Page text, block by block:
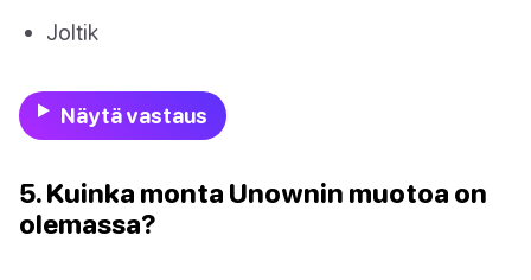
Joltik
Näytä vastaus
5. Kuinka monta Unownin muotoa on
olemassa?